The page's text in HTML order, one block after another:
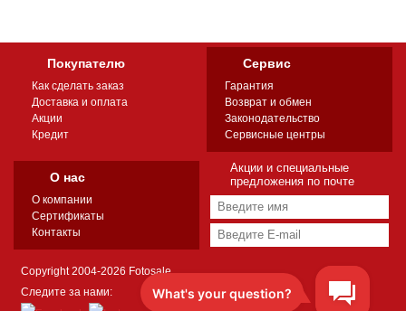
Покупателю
Как сделать заказ
Доставка и оплата
Акции
Кредит
Сервис
Гарантия
Возврат и обмен
Законодательство
Сервисные центры
О нас
О компании
Сертификаты
Контакты
Акции и специальные
предложения по почте
Copyright 2004-2026 Fotosale
Следите за нами: